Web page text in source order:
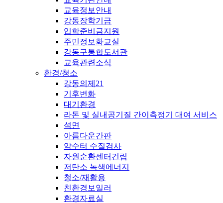
교육정보안내
강동장학기금
입학준비금지원
주민정보화교실
강동구통합도서관
교육관련소식
환경/청소
강동의제21
기후변화
대기환경
라돈 및 실내공기질 간이측정기 대여 서비스
석면
아름다운간판
약수터 수질검사
자원순환센터건립
저탄소 녹색에너지
청소/재활용
친환경보일러
환경자료실